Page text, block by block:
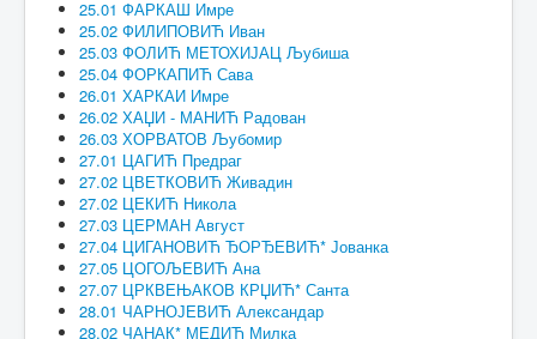
25.01 ФАРКАШ Имре
25.02 ФИЛИПОВИЋ Иван
25.03 ФОЛИЋ МЕТОХИЈАЦ Љубиша
25.04 ФОРКАПИЋ Сава
26.01 ХАРКАИ Имре
26.02 ХАЏИ - МАНИЋ Радован
26.03 ХОРВАТОВ Љубомир
27.01 ЦАГИЋ Предраг
27.02 ЦВЕТКОВИЋ Живадин
27.02 ЦЕКИЋ Никола
27.03 ЦЕРМАН Август
27.04 ЦИГАНОВИЋ ЂОРЂЕВИЋ* Јованка
27.05 ЦОГОЉЕВИЋ Ана
27.07 ЦРКВЕЊАКОВ КРЏИЋ* Санта
28.01 ЧАРНОЈЕВИЋ Александар
28.02 ЧАНАК* МЕДИЋ Милка